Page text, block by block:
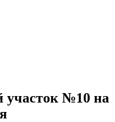
участок №10 на